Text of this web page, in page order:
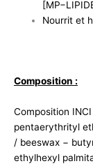
Nourrit et
Composition :
Composition
pentaerythrityl
/ beeswax −
ethylhexyl